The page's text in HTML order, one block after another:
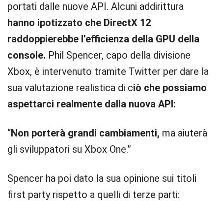
portati dalle nuove API. Alcuni addirittura
hanno ipotizzato che DirectX 12
raddoppierebbe l’efficienza della GPU della
console. Phil Spencer, capo della divisione
Xbox, è intervenuto tramite Twitter per dare la
sua valutazione realistica di ciò che possiamo
aspettarci realmente dalla nuova API:
“Non porterà grandi cambiamenti, ma aiuterà
gli sviluppatori su Xbox One.”
Spencer ha poi dato la sua opinione sui titoli
first party rispetto a quelli di terze parti: